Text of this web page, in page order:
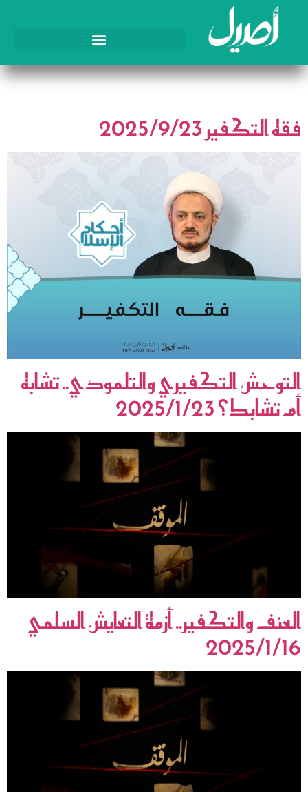
الوسم:التكفير
فقه التكفير 2025/9/23
التوحش التكفيري والتلمودي.. تشابه
أم تشابك؟ 2025/1/23
العنف والتكفير.. أزمة التعايش السلمي
2025/1/16